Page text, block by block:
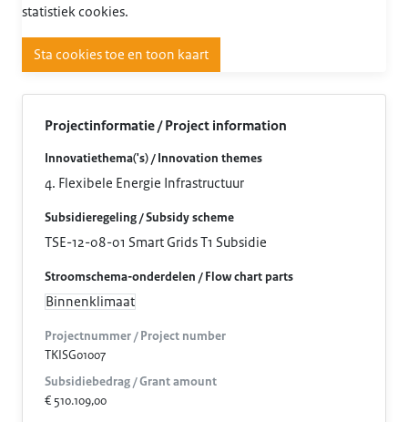
statistiek cookies.
Sta cookies toe en toon kaart
Projectinformatie / Project information
Innovatiethema('s) / Innovation themes
4. Flexibele Energie Infrastructuur
Subsidieregeling / Subsidy scheme
TSE-12-08-01 Smart Grids T1 Subsidie
Stroomschema-onderdelen / Flow chart parts
Binnenklimaat
Projectnummer / Project number
TKISG01007
Subsidiebedrag / Grant amount
€ 510.109,00